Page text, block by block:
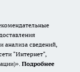
анализа сведений,
"Интернет",
Подробнее